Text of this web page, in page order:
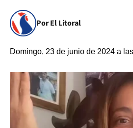
Por El Litoral
Domingo, 23 de junio de 2024 a